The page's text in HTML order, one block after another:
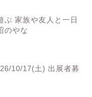
ぶ 家族や友人と一日
のやな
10/17(土) 出展者募